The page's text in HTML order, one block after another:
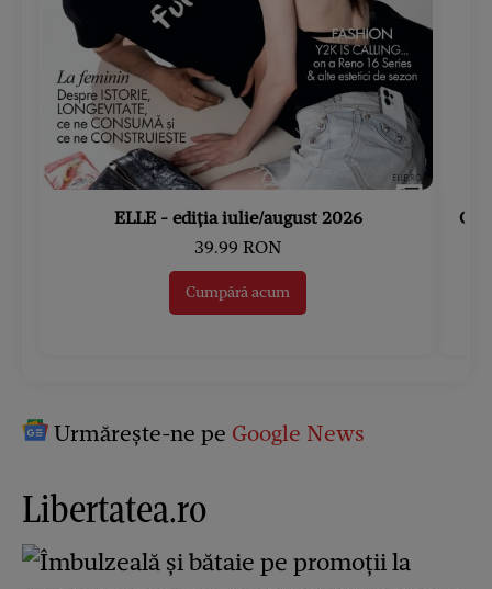
ELLE - ediția iulie/august 2026
39.99 RON
Cumpără acum
Urmărește-ne pe Google News
Libertatea.ro